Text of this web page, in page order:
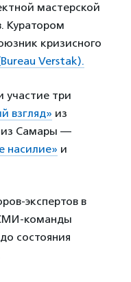
мастерской
Куратором
кризисного
Verstak).
участие три
взгляд» из
из Самары —
насилие» и
экспертов в
команды
состояния